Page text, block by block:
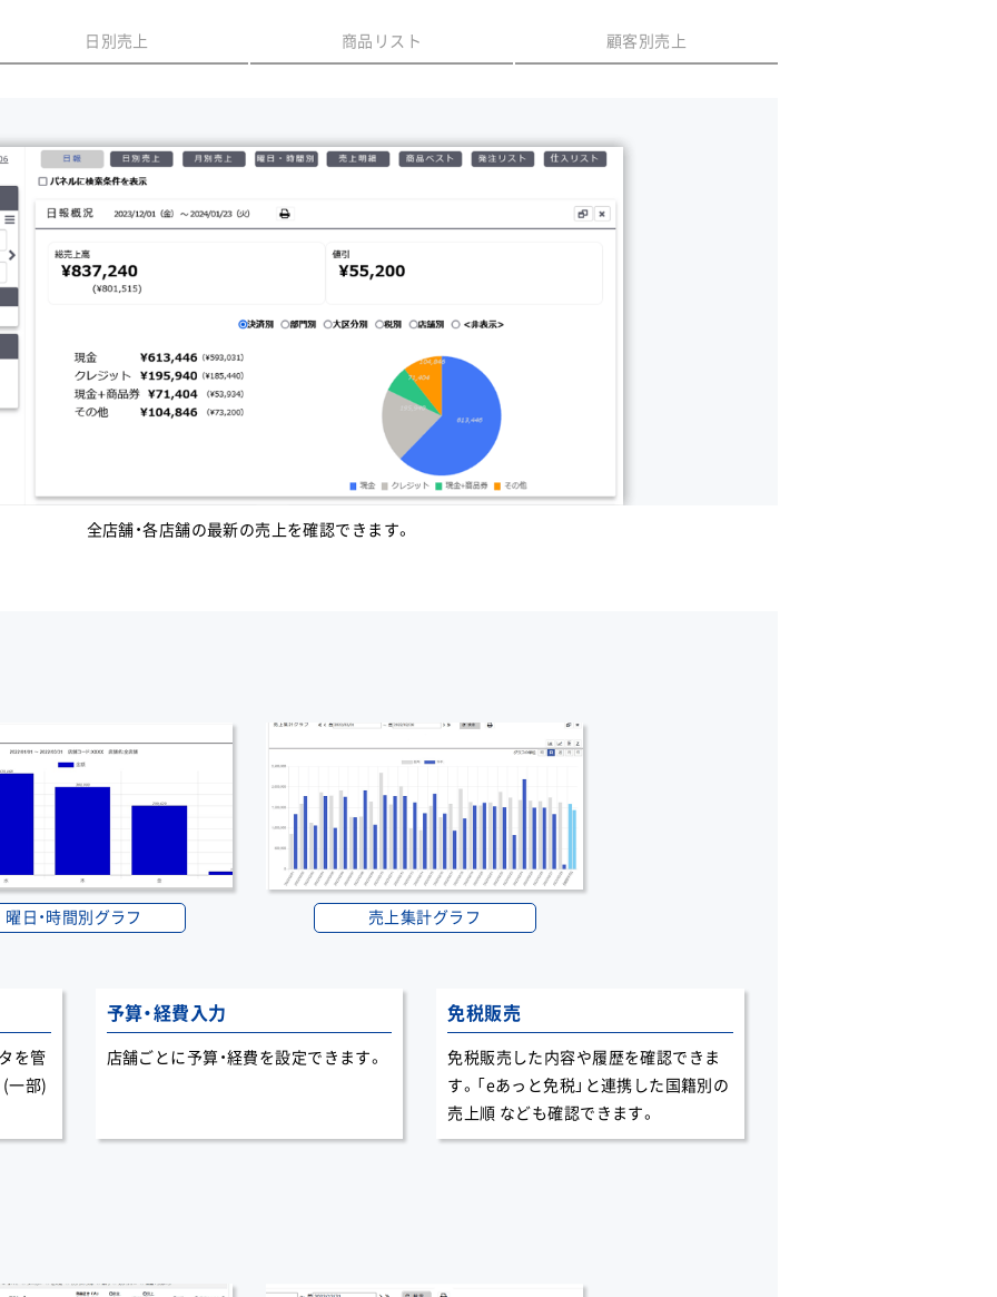
日別売上 商品リスト 顧客別売上
全店舗・各店舗の最新の売上を確認できます。
曜日・時間別グラフ 売上集計グラフ
を管
(一部)
予算・経費入力
店舗ごとに予算・経費を設定できます。
免税販売
免税販売した内容や履歴を確認できま
す。「eあっと免税」と連携した国籍別の
売上順 なども確認できます。